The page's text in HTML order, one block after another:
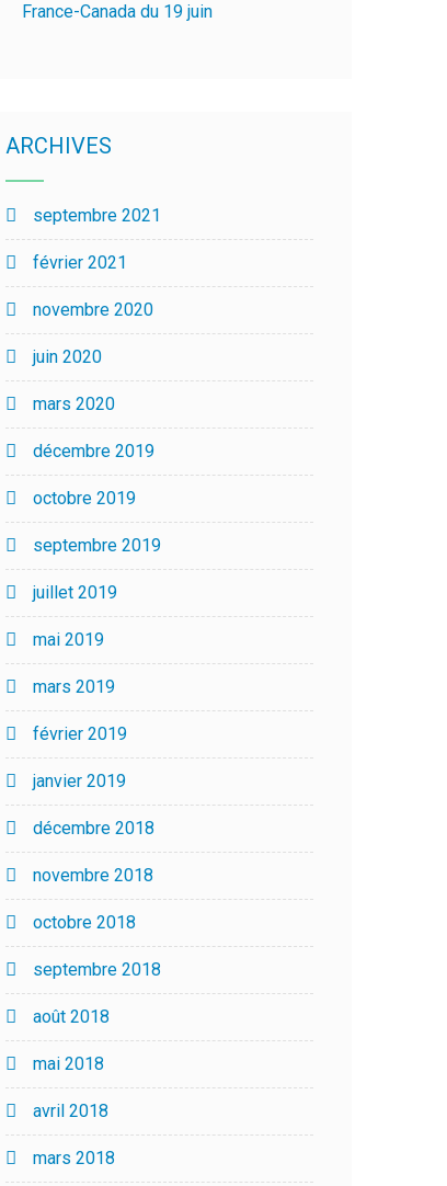
France-Canada du 19 juin
ARCHIVES
septembre 2021
février 2021
novembre 2020
juin 2020
mars 2020
décembre 2019
octobre 2019
septembre 2019
juillet 2019
mai 2019
mars 2019
février 2019
janvier 2019
décembre 2018
novembre 2018
octobre 2018
septembre 2018
août 2018
mai 2018
avril 2018
mars 2018